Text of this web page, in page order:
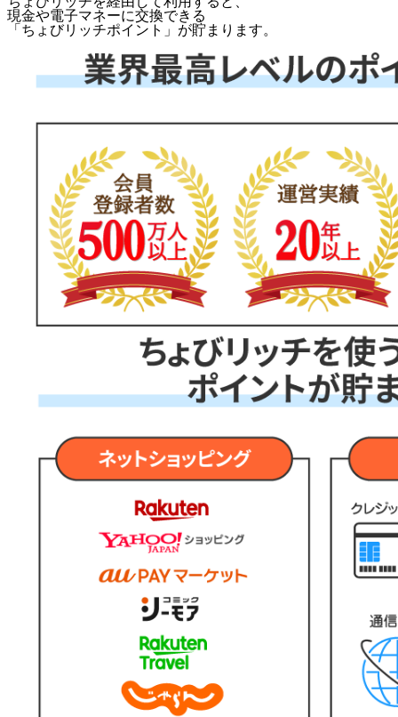
現金や電子マネーに交換できる
「 ちょびリッチポイント 」が貯まります。